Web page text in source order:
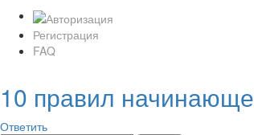
Регистрация
FAQ
10 правил
Ответить